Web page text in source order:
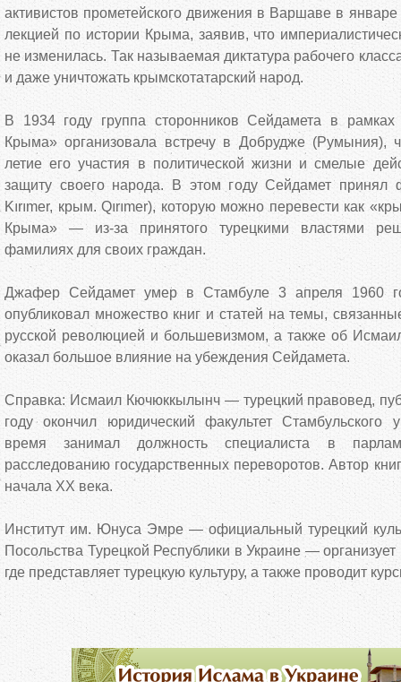
активистов прометейского движения в Варшаве в
лекцией по истории Крыма, заявив, что
не изменилась. Так называемая диктатура рабочего
и даже уничтожать крымскотатарский народ.
В 1934 году группа сторонников Сейдамета в рамках
Крыма» организовала встречу в Добрудже (Румыния),
летие его участия в политической жизни и смелые
защиту своего народа. В этом году Сейдамет
Kırımer, крым. Qırımer), которую можно перевести как
Крыма» — из-за принятого турецкими властями
фамилиях для своих граждан.
Джафер Сейдамет умер в Стамбуле 3 апреля 1960
опубликовал множество книг и статей на темы,
русской революцией и большевизмом, а также об
оказал большое влияние на убеждения Сейдамета.
Справка: Исмаил Кючюккылынч — турецкий правовед,
году окончил юридический факультет Стамбульского
время занимал должность специалиста в
расследованию государственных переворотов. Автор
начала XX века.
Институт им. Юнуса Эмре — официальный турецкий
Посольства Турецкой Республики в Украине —
где представляет турецкую культуру, а также проводит